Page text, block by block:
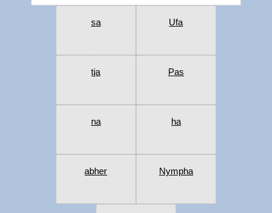
sa Ufa
tja Pas
na ha
abher Nympha